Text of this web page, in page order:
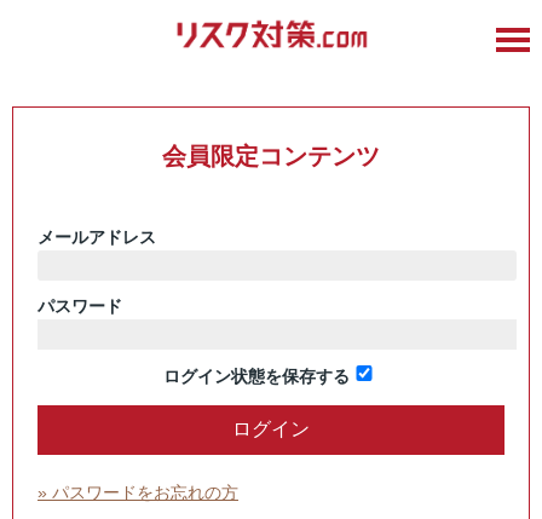
会員限定コンテンツ
メールアドレス
パスワード
ログイン状態を保存する
» パスワードをお忘れの方